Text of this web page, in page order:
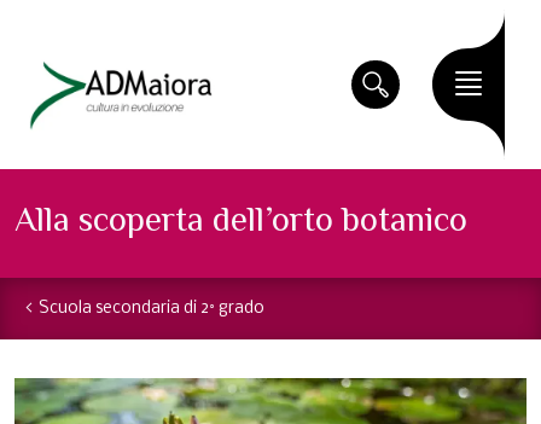
Alla scoperta dell’orto botanico
Scuola secondaria di 2° grado